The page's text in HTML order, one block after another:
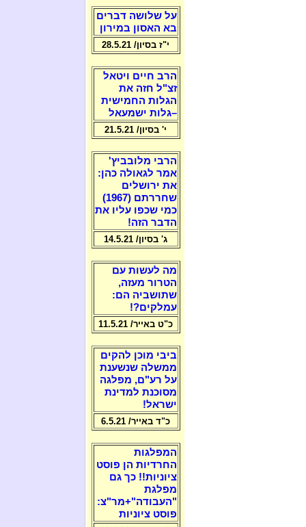
על שלושה דברים
בא האסון במירון
י"ז בסיון/ 28.5.21
הרב חיים ויטאל
זצ"ל חזה את
הגלות החמישית
–גלות ישמעאל
י' בסיון/ 21.5.21
הרבי מלובביץ'
אמר לגאולה כהן:
את ירושלים
שחררתם (1967)
כמי שכפו עליו את
הדבר הזה!
ג' בסיון/ 14.5.21
מה לעשות עם
הטרור מעזה,
שתושביה הם:
עמלקים?!
כ"ט באייר/ 11.5.21
ביבי מוכן להקים
ממשלה שנשענת
על רע"ם, מפלגה
מסוכנת למדינת
ישראל!
כ"ד באייר/ 6.5.21
המפלגות
החרדיות הן פוסט
ציוניות!! כך גם
מפלגת
"העבודה"+מר"צ:
פוסט ציוניות